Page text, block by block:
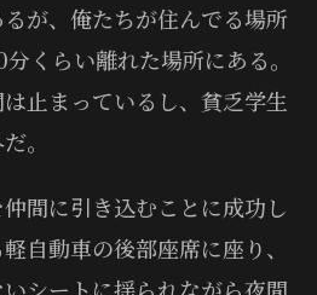
が、俺たちが住んでる場所
くらい離れた場所にある。
止まっているし、貧乏学生
。
間に引き込むことに成功し
自動車の後部座席に座り、
シートに揺られながら夜間